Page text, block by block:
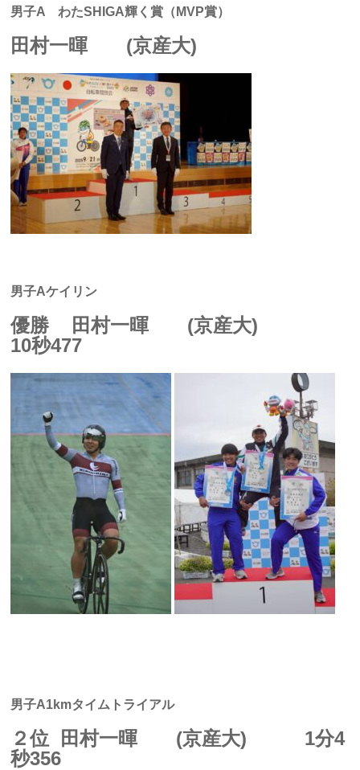
男子A わたSHIGA輝く賞（MVP賞）
田村一暉 (京産大)
男子Aケイリン
優勝
田村一暉 (京産大)
10秒477
男子A1kmタイムトライアル
２位
田村一暉 (京産大) 1分4
秒356